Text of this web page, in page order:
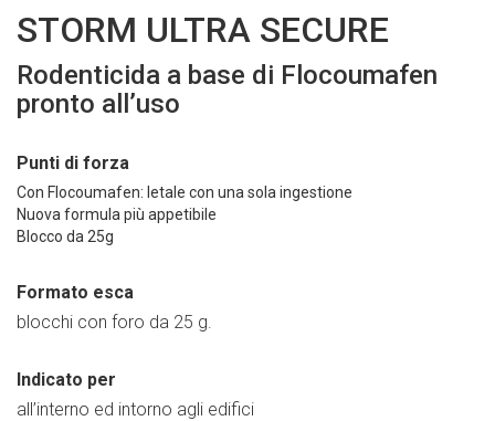
STORM ULTRA SECURE
Rodenticida a base di Flocoumafen
pronto all’uso
Punti di forza
Con Flocoumafen: letale con una sola ingestione
Nuova formula più appetibile
Blocco da 25g
Formato esca
blocchi con foro da 25 g.
Indicato per
all’interno ed intorno agli edifici